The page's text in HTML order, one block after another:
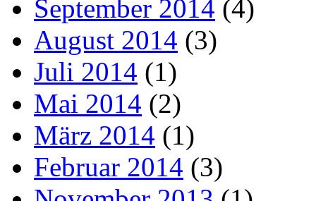
September 2014 (4)
August 2014 (3)
Juli 2014 (1)
Mai 2014 (2)
März 2014 (1)
Februar 2014 (3)